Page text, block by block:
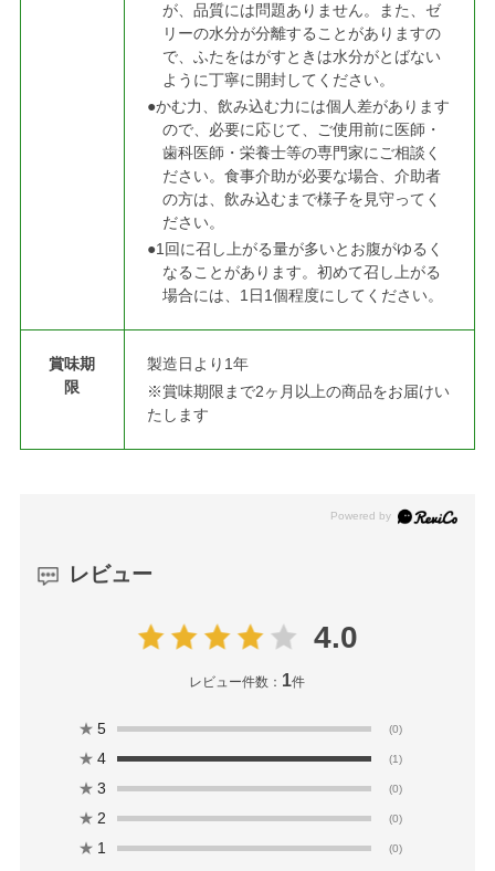
が、品質には問題ありません。また、ゼ
リーの水分が分離することがありますの
で、ふたをはがすときは水分がとばない
ように丁寧に開封してください。
●かむ力、飲み込む力には個人差があります
ので、必要に応じて、ご使用前に医師・
歯科医師・栄養士等の専門家にご相談く
ださい。食事介助が必要な場合、介助者
の方は、飲み込むまで様子を見守ってく
ださい。
●1回に召し上がる量が多いとお腹がゆるく
なることがあります。初めて召し上がる
場合には、1日1個程度にしてください。
賞味期
限
製造日より1年
※賞味期限まで2ヶ月以上の商品をお届けい
たします
レビュー
4.0
レビュー件数： 1件
★ 5 (0)
★ 4 (1)
★ 3 (0)
★ 2 (0)
★ 1 (0)